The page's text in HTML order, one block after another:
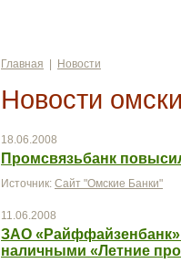
Главная Новости
Новости
18.06.2008
Промсвязьбанк
Источник: Сайт "Омские Банки"
11.06.2008
ЗАО
наличными «Летние